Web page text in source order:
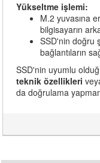
Yükseltme işlemi:
M.2 yuvasına
bilgisayarın
SSD'nin doğru
bağlantıların
SSD'nin uyumlu
teknik özellikleri
da doğrulama